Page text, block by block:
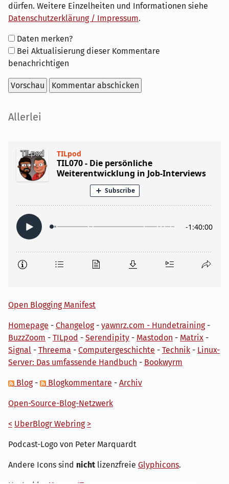
dürfen. Weitere Einzelheiten und Informationen siehe
Datenschutzerklärung / Impressum.
Formular-
Optionen
Daten merken?
Bei Aktualisierung dieser Kommentare
benachrichtigen
Seitenleiste
Allerlei
Open Blogging Manifest
Homepage - Changelog- yawnrz.com - Hundetraining-
BuzzZoom - TILpod - Serendipity - Mastodon - Matrix -
Signal - Threema - Computergeschichte - Technik - Linux-
Server: Das umfassende Handbuch - Bookwyrm
Blog- Blogkommentare - Archiv
Open-Source-Blog-Netzwerk
< UberBlogr Webring >
Podcast-Logo von Peter Marquardt
Andere Icons sind nicht lizenzfreie Glyphicons.